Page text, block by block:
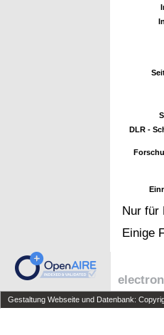
DLR -
Nur für
Einige
Gestaltung Webseite und Datenbank: